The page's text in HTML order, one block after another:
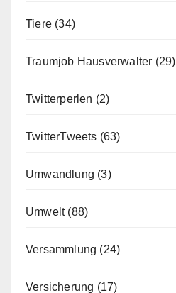
Tiere (34)
Traumjob Hausverwalter (29)
Twitterperlen (2)
TwitterTweets (63)
Umwandlung (3)
Umwelt(88)
Versammlung (24)
Versicherung (17)